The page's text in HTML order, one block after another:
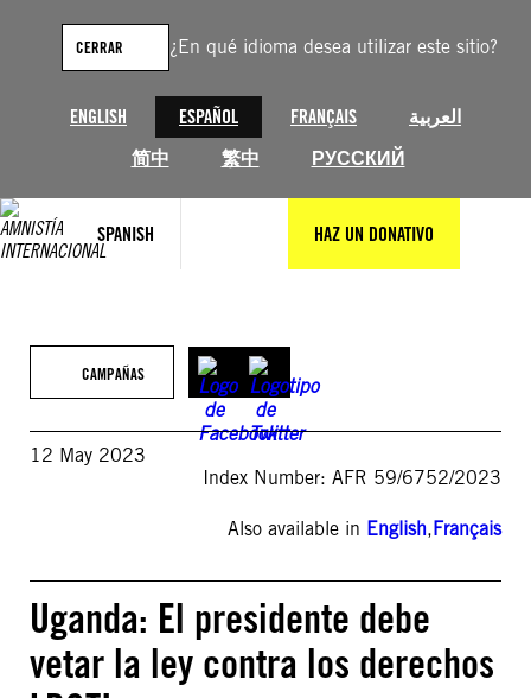
¿En qué idioma desea utilizar este sitio?
ENGLISH ESPAÑOL FRANÇAIS
العربية
简中
繁中 РУССКИЙ
CERRAR
SPANISH HAZ UN DONATIVO
contenido
CAMPAÑAS
12 May 2023
Index Number: AFR 59/6752/2023
Also available in English,Français
Uganda: El presidente debe
vetar la ley contra los derechos